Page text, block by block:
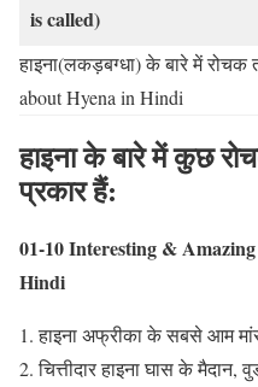
is called)
हाइना(लकड़बग्धा) के बारे में
about Hyena in Hindi
हाइना के बारे में कुछ
प्रकार हैं:
01-10 Interesting &
Hindi
हाइना अफ्रीका के सबसे आम
चित्तीदार हाइना घास के